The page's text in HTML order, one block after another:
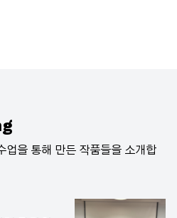
업을 통해 만든 작품들을 소개합